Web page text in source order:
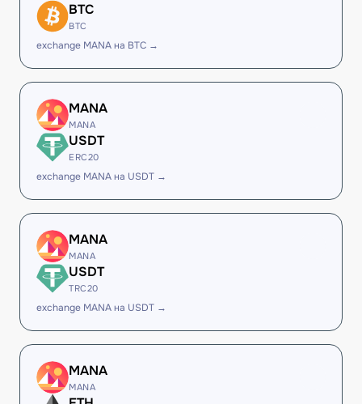
BTC
BTC
exchange MANA на BTC →
MANA
MANA
USDT
ERC20
exchange MANA на USDT →
MANA
MANA
USDT
TRC20
exchange MANA на USDT →
MANA
MANA